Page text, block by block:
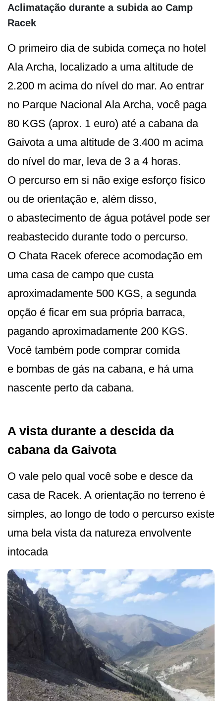
Aclimatação durante a subida ao Camp
Racek
O primeiro dia de subida começa no hotel
Ala Archa, localizado a uma altitude de
2.200 m acima do nível do mar. Ao entrar
no Parque Nacional Ala Archa, você paga
80 KGS (aprox. 1 euro) até a cabana da
Gaivota a uma altitude de 3.400 m acima
do nível do mar, leva de 3 a 4 horas.
O percurso em si não exige esforço físico
ou de orientação e, além disso,
o abastecimento de água potável pode ser
reabastecido durante todo o percurso.
O Chata Racek oferece acomodação em
uma casa de campo que custa
aproximadamente 500 KGS, a segunda
opção é ficar em sua própria barraca,
pagando aproximadamente 200 KGS.
Você também pode comprar comida
e bombas de gás na cabana, e há uma
nascente perto da cabana.
A vista durante a descida da
cabana da Gaivota
O vale pelo qual você sobe e desce da
casa de Racek. A orientação no terreno é
simples, ao longo de todo o percurso existe
uma bela vista da natureza envolvente
intocada